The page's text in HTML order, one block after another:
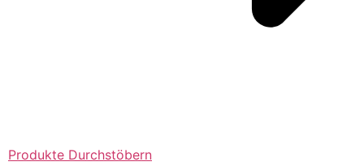
Produkte Durchstöbern